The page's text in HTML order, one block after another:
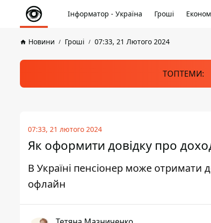
Інформатор - Україна Гроші
Новини Гроші 07:33, 21 Лютого 2024
ТОПТЕМИ:
07:33, 21 лютого 2024
Як оформити довідку про
В Україні пенсіонер може
офлайн